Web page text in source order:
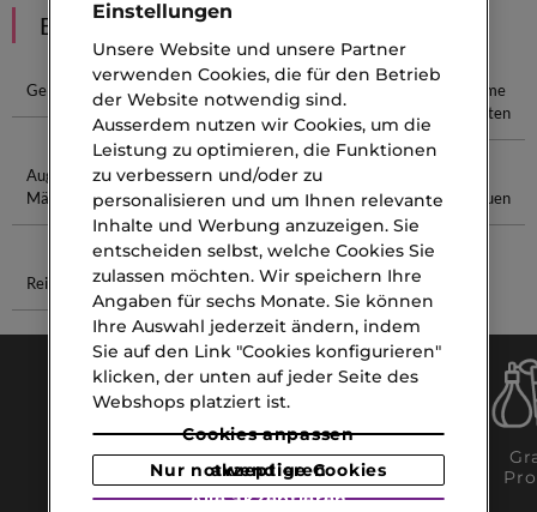
EMPFEHLUNGEN
Gel Stift
Aloe Vera
Augencreme
Gegen Falten
Augencreme Für
Männer
Parfum
Herren
Patchouli
Hydra Zen
Augenbrauen
Reinigungsprodukte Ysl Stunden
Gratis Click
Gratis
Lieferung
ab CHF 120
Einstellungen
Unsere Website und unsere Partner
verwenden Cookies, die für den Betrieb
der Website notwendig sind.
Ausserdem nutzen wir Cookies, um die
Leistung zu optimieren, die Funktionen
zu verbessern und/oder zu
personalisieren und um Ihnen relevante
Inhalte und Werbung anzuzeigen. Sie
entscheiden selbst, welche Cookies Sie
zulassen möchten. Wir speichern Ihre
Angaben für sechs Monate. Sie können
Ihre Auswahl jederzeit ändern, indem
Sie auf den Link "Cookies konfigurieren"
klicken, der unten auf jeder Seite des
Webshops platziert ist.
Cookies anpassen
Nur notwendige Cookies akzeptieren
Alle akzeptieren